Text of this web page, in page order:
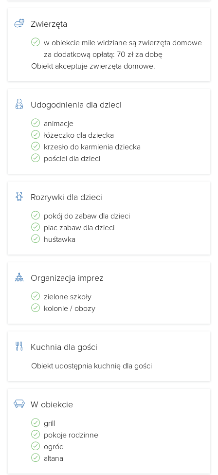
Zwierzęta
w obiekcie mile widziane są zwierzęta domowe
za dodatkową opłatą: 70 zł za dobę
Obiekt akceptuje zwierzęta domowe.
Udogodnienia dla dzieci
animacje
łóżeczko dla dziecka
krzesło do karmienia dziecka
pościel dla dzieci
Rozrywki dla dzieci
pokój do zabaw dla dzieci
plac zabaw dla dzieci
huśtawka
Organizacja imprez
zielone szkoły
kolonie / obozy
Kuchnia dla gości
Obiekt udostępnia kuchnię dla gości
W obiekcie
grill
pokoje rodzinne
ogród
altana